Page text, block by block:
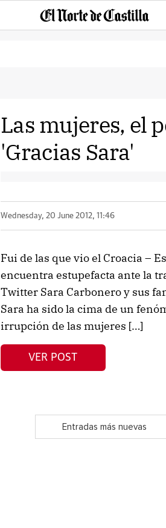
Las mujeres, el
'Gracias Sara'
Wednesday, 20 June 2012, 11:46
Fui de las que vio el Croacia –
encuentra estupefacta ante la
Twitter Sara Carbonero y sus
Sara ha sido la cima de un
irrupción de las mujeres […]
VER POST
Entradas más nuevas